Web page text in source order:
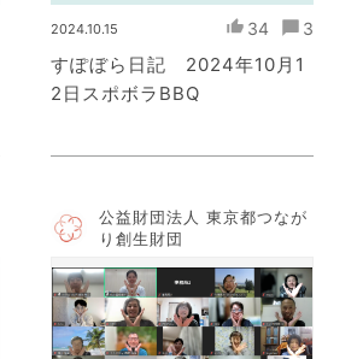
2024.10.15 34 3
すぽぼら日記 2024年10月1
2日スポボラBBQ
公益財団法人 東京都つなが
り創生財団